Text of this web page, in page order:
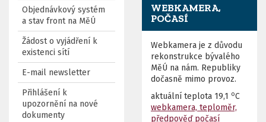
Objednávkový systém
a stav front na MěÚ
Žádost o vyjádření k
existenci sítí
E-mail newsletter
Přihlášení k
upozornění na nové
dokumenty
WEBKAMERA,
POČASÍ
Webkamera je z důvodu
rekonstrukce bývalého
MěÚ na nám. Republiky
dočasně mimo provoz.
aktuální teplota 19,1 oC
webkamera, teploměr,
předpověď počasí